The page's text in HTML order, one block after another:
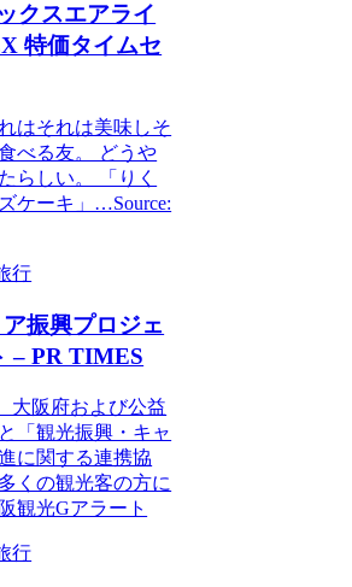
クスエアライ
特価タイムセ
はそれは美味しそ
べる友。 どうや
らしい。 「りく
ケーキ」…Source:
行
振興プロジェ
– PR TIMES
大阪府および公益
「観光振興・キャ
に関する連携協
くの観光客の方に
観光Gアラート
行